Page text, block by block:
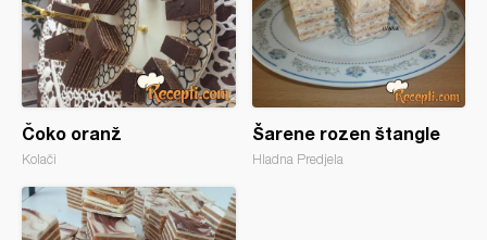
Čoko oranž
Kolači
Šarene rozen štangle
Hladna Predjela